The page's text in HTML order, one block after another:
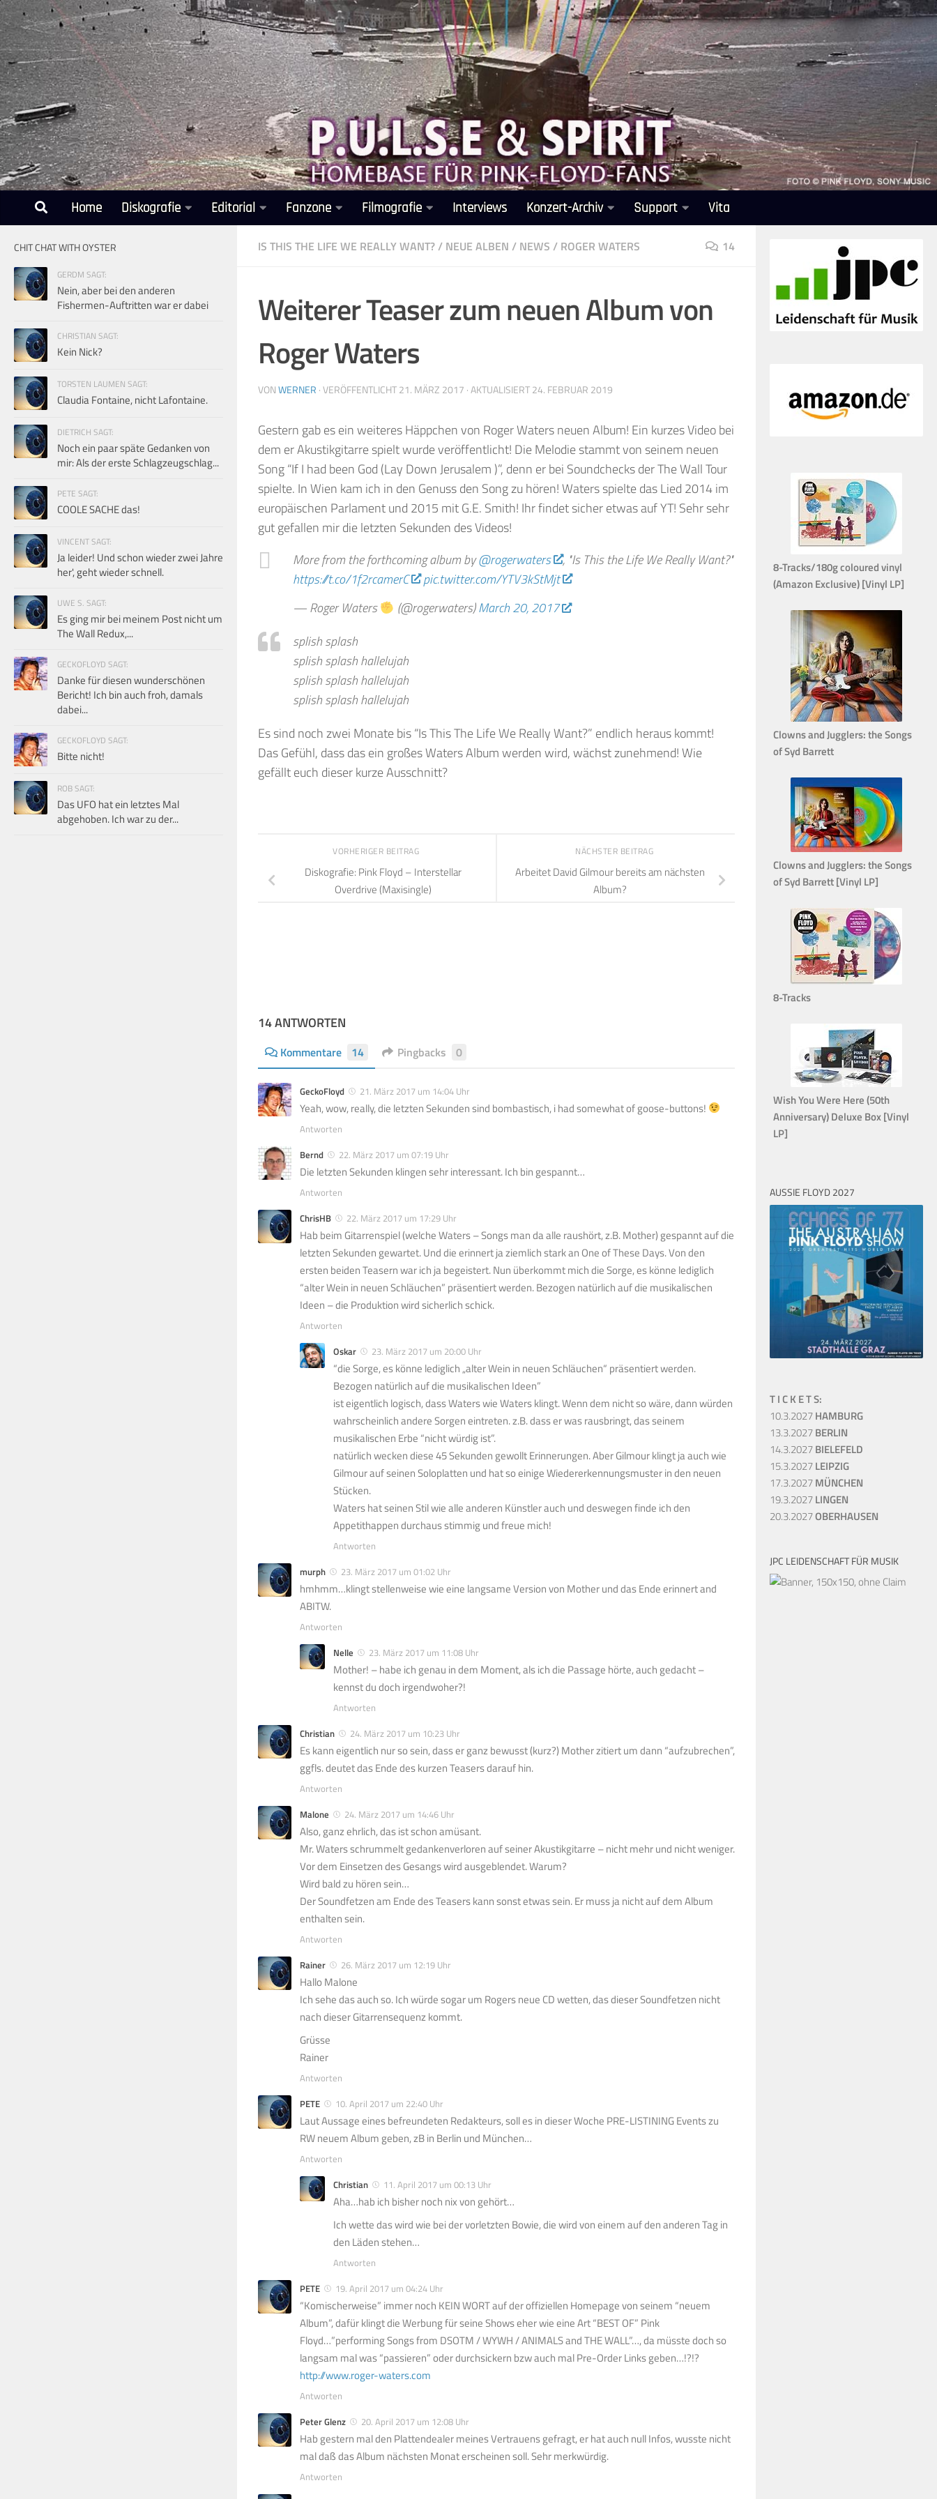
Unter dem Inhalt
Home Diskografie Editorial Fanzone Filmografie Interviews Konzert-Archiv Support Vita
IS THIS THE LIFE WE REALLY WANT?/ NEUE ALBEN / NEWS / ROGER WATERS 14
Weiterer Teaser zum neuen Album von
Roger Waters
VONWERNER · VERÖFFENTLICHT21. MÄRZ 2017 · AKTUALISIERT24. FEBRUAR 2019
Gestern gab es ein weiteres Häppchen von Roger Waters neuen Album! Ein kurzes Video bei
dem er Akustikgitarre spielt wurde veröffentlicht! Die Melodie stammt von seinem neuen
Song “If I had been God (Lay Down Jerusalem )”, denn er bei Soundchecks der The Wall Tour
spielte. In Wien kam ich in den Genuss den Song zu hören! Waters spielte das Lied 2014 im
europäischen Parlament und 2015 mit G.E. Smith! Ihr findet sicher etwas auf YT! Sehr sehr
gut gefallen mir die letzten Sekunden des Videos!
More from the forthcoming album by@rogerwaters
, "Is This the Life We Really Want?"
https://t.co/1f2rcamerC
pic.twitter.com/YTV3kStMjt
— Roger Waters
(@rogerwaters)March 20, 2017
splish splash
splish splash hallelujah
splish splash hallelujah
splish splash hallelujah
Es sind noch zwei Monate bis “Is This The Life We Really Want?” endlich heraus kommt!
Das Gefühl, dass das ein großes Waters Album werden wird, wächst zunehmend! Wie
gefällt euch dieser kurze Ausschnitt?
NÄCHSTER BEITRAG
Arbeitet David Gilmour bereits am nächsten
Album?
VORHERIGER BEITRAG
Diskografie: Pink Floyd – Interstellar
Overdrive (Maxisingle)
14 ANTWORTEN
Kommentare 14 Pingbacks 0
GeckoFloyd 21. März 2017 um 14:04 Uhr
Yeah, wow, really, die letzten Sekunden sind bombastisch, i had somewhat of goose-buttons!
Antworten
Bernd
22. März 2017 um 07:19 Uhr
Die letzten Sekunden klingen sehr interessant. Ich bin gespannt…
Antworten
ChrisHB
22. März 2017 um 17:29 Uhr
Hab beim Gitarrenspiel (welche Waters – Songs man da alle raushört, z.B. Mother) gespannt auf die
letzten Sekunden gewartet. Und die erinnert ja ziemlich stark an One of These Days. Von den
ersten beiden Teasern war ich ja begeistert. Nun überkommt mich die Sorge, es könne lediglich
“alter Wein in neuen Schläuchen” präsentiert werden. Bezogen natürlich auf die musikalischen
Ideen – die Produktion wird sicherlich schick.
Antworten
Oskar
23. März 2017 um 20:00 Uhr
“die Sorge, es könne lediglich „alter Wein in neuen Schläuchen“ präsentiert werden.
Bezogen natürlich auf die musikalischen Ideen”
ist eigentlich logisch, dass Waters wie Waters klingt. Wenn dem nicht so wäre, dann würden
wahrscheinlich andere Sorgen eintreten. z.B. dass er was rausbringt, das seinem
musikalischen Erbe “nicht würdig ist”.
natürlich wecken diese 45 Sekunden gewollt Erinnerungen. Aber Gilmour klingt ja auch wie
Gilmour auf seinen Soloplatten und hat so einige Wiedererkennungsmuster in den neuen
Stücken.
Waters hat seinen Stil wie alle anderen Künstler auch und deswegen finde ich den
Appetithappen durchaus stimmig und freue mich!
Antworten
murph
23. März 2017 um 01:02 Uhr
hmhmm…klingt stellenweise wie eine langsame Version von Mother und das Ende erinnert and
ABITW.
Antworten
Nelle
23. März 2017 um 11:08 Uhr
Mother! – habe ich genau in dem Moment, als ich die Passage hörte, auch gedacht –
kennst du doch irgendwoher?!
Antworten
Christian
24. März 2017 um 10:23 Uhr
Es kann eigentlich nur so sein, dass er ganz bewusst (kurz?) Mother zitiert um dann “aufzubrechen”,
ggfls. deutet das Ende des kurzen Teasers darauf hin.
Antworten
Malone
24. März 2017 um 14:46 Uhr
Also, ganz ehrlich, das ist schon amüsant.
Mr. Waters schrummelt gedankenverloren auf seiner Akustikgitarre – nicht mehr und nicht weniger.
Vor dem Einsetzen des Gesangs wird ausgeblendet. Warum?
Wird bald zu hören sein…
Der Soundfetzen am Ende des Teasers kann sonst etwas sein. Er muss ja nicht auf dem Album
enthalten sein.
Antworten
Rainer
26. März 2017 um 12:19 Uhr
Hallo Malone
Ich sehe das auch so. Ich würde sogar um Rogers neue CD wetten, das dieser Soundfetzen nicht
nach dieser Gitarrensequenz kommt.
Grüsse
Rainer
Antworten
PETE
10. April 2017 um 22:40 Uhr
Laut Aussage eines befreundeten Redakteurs, soll es in dieser Woche PRE-LISTINING Events zu
RW neuem Album geben, zB in Berlin und München…
Antworten
Christian
11. April 2017 um 00:13 Uhr
Aha…hab ich bisher noch nix von gehört…
Ich wette das wird wie bei der vorletzten Bowie, die wird von einem auf den anderen Tag in
den Läden stehen…
Antworten
PETE
19. April 2017 um 04:24 Uhr
“Komischerweise” immer noch KEIN WORT auf der offiziellen Homepage von seinem “neuem
Album”, dafür klingt die Werbung für seine Shows eher wie eine Art “BEST OF” Pink
Floyd…”performing Songs from DSOTM / WYWH / ANIMALS and THE WALL”…, da müsste doch so
langsam mal was “passieren” oder durchsickern bzw auch mal Pre-Order Links geben…!?!?
http://www.roger-waters.com
Antworten
Peter Glenz
20. April 2017 um 12:08 Uhr
Hab gestern mal den Plattendealer meines Vertrauens gefragt, er hat auch null Infos, wusste nicht
mal daß das Album nächsten Monat erscheinen soll. Sehr merkwürdig.
Antworten
CHIT CHAT WITH OYSTER
GERDM SAGT:
Nein, aber bei den anderen
Fishermen-Auftritten war er dabei
CHRISTIAN SAGT:
Kein Nick?
TORSTEN LAUMEN SAGT:
Claudia Fontaine, nicht Lafontaine.
DIETRICH SAGT:
Noch ein paar späte Gedanken von
mir: Als der erste Schlagzeugschlag...
PETE SAGT:
COOLE SACHE das!
VINCENT SAGT:
Ja leider! Und schon wieder zwei Jahre
her', geht wieder schnell.
UWE S. SAGT:
Es ging mir bei meinem Post nicht um
The Wall Redux,...
GECKOFLOYD SAGT:
Danke für diesen wunderschönen
Bericht! Ich bin auch froh, damals
dabei...
GECKOFLOYD SAGT:
Bitte nicht!
ROB SAGT:
Das UFO hat ein letztes Mal
abgehoben. Ich war zu der...
8-Tracks/180g coloured vinyl
(Amazon Exclusive) [Vinyl LP]
Clowns and Jugglers: the Songs
of Syd Barrett
Clowns and Jugglers: the Songs
of Syd Barrett [Vinyl LP]
8-Tracks
Wish You Were Here (50th
Anniversary) Deluxe Box [Vinyl
LP]
AUSSIE FLOYD 2027
T I C K E T S:
10.3.2027HAMBURG
13.3.2027BERLIN
14.3.2027BIELEFELD
15.3.2027LEIPZIG
17.3.2027MÜNCHEN
19.3.2027LINGEN
20.3.2027OBERHAUSEN
JPC LEIDENSCHAFT FÜR MUSIK